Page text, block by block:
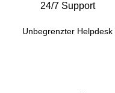
24/7 Support
Unbegrenzter Helpdesk